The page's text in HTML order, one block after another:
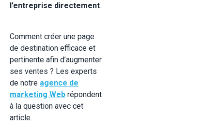
l’entreprise directement.
Comment créer une page
de destination efficace et
pertinente afin d’augmenter
ses ventes ? Les experts
de notre agence de
marketing Web répondent
à la question avec cet
article.